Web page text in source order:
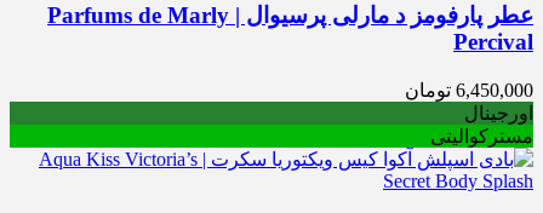
عطر پارفومز د مارلی پرسیوال | Parfums de Marly
Percival
6,450,000 تومان
اورجینال
مسترکوالیتی